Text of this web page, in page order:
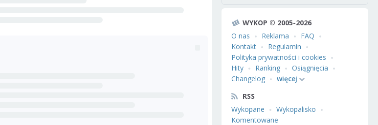
WYKOP © 2005-2026
O nas
Reklama
FAQ
Kontakt
Regulamin
Polityka prywatności i cookies
Hity
Ranking
Osiągnięcia
Changelog
więcej
RSS
Wykopane
Wykopalisko
Komentowane